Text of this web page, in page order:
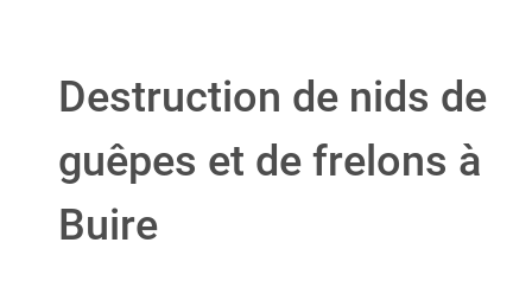
Destruction de nids de
guêpes et de frelons à
Buire